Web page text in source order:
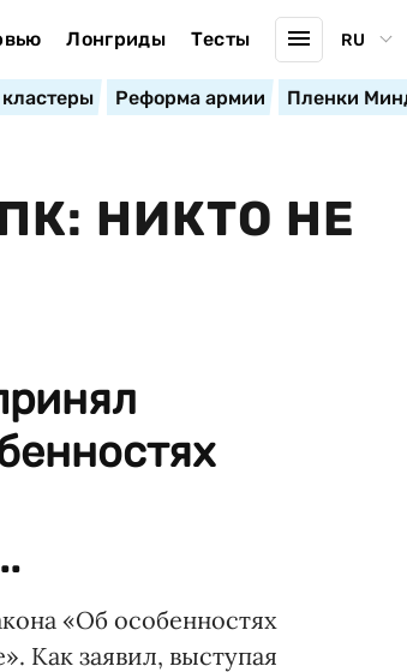
Лонгриды Тесты RU
Реформа армии Пленки
НИКТО НЕ
«Об особенностях
Как заявил, выступая